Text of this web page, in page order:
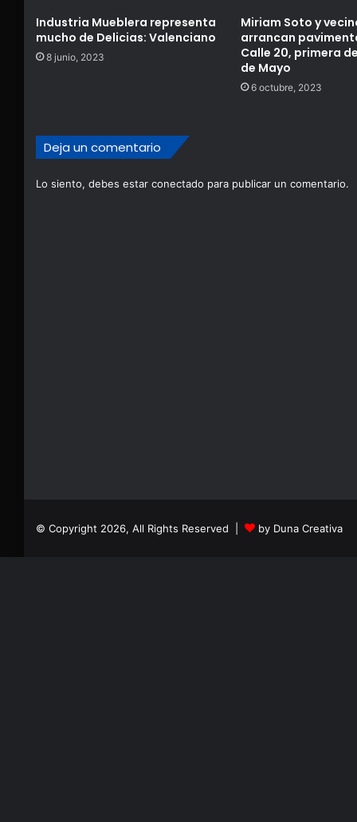
Industria Mueblera representa
mucho de Delicias: Valenciano
8 junio, 2023
Miriam Soto y
arrancan
Calle 20, primera
de Mayo
6 octubre, 2023
Deja un comentario
Lo siento, debes estar conectado para publicar un comentario.
© Copyright 2026, All Rights Reserved | by Duna Creativa